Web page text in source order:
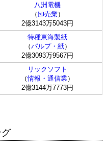
八洲電機
（卸売業）
2億3143万5043円
特種東海製紙
（パルプ・紙）
2億3093万9567円
リックソフト
（情報・通信業）
2億3144万7773円